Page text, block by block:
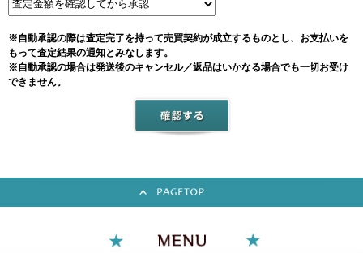
※自動承認の際は査定完了を持って売買契約が成立するものとし、お支払いを
もって査定結果の通知とみなします。
※自動承認の場合は発送後のキャンセル／返品はいかなる場合でも一切お受け
できません。